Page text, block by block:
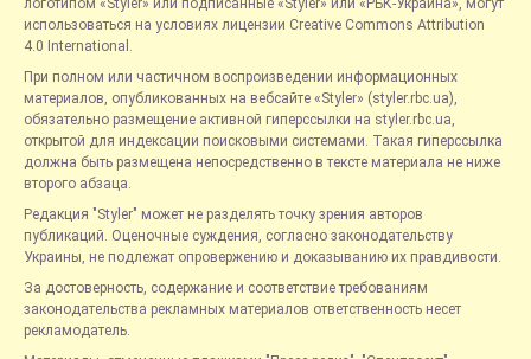
логотипом «Styler» или подписанные «Styler» или «РБК-Украина», могут
использоваться на условиях лицензии Creative Commons Attribution
4.0 International.
При полном или частичном воспроизведении информационных
материалов, опубликованных на вебсайте «Styler» (styler.rbc.ua),
обязательно размещение активной гиперссылки на styler.rbc.ua,
открытой для индексации поисковыми системами. Такая гиперссылка
должна быть размещена непосредственно в тексте материала не ниже
второго абзаца.
Редакция "Styler" может не разделять точку зрения авторов
публикаций. Оценочные суждения, согласно законодательству
Украины, не подлежат опровержению и доказыванию их правдивости.
За достоверность, содержание и соответствие требованиям
законодательства рекламных материалов ответственность несет
рекламодатель.